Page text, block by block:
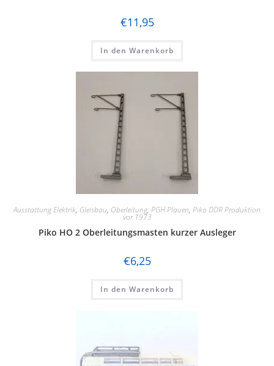
€11,95
In den Warenkorb
Ausstattung Elektrik, Gleisbau, Oberleitung, PGH Plauen, Piko DDR Produktion
vor 1973
Piko HO 2 Oberleitungsmasten kurzer Ausleger
€6,25
In den Warenkorb